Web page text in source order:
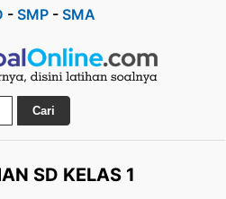
- SMP - SMA
Cari
SD KELAS 1